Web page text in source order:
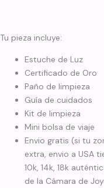
Tu pieza incluye:
Estuche de Luz
Certificado de Oro
Paño de limpieza
Guía de cuidados
Kit de limpieza
Mini bolsa de viaje
Envio gratis (si tu
extra, envio a USA
10k, 14k, 18k
de la Cámara de